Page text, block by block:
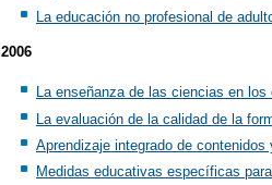
La educación no profesional de
2006
La enseñanza de las ciencias en
La evaluación de la calidad de la
Aprendizaje integrado de
Medidas educativas específicas